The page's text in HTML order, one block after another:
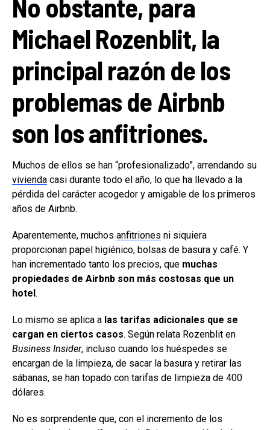
No obstante, para
Michael Rozenblit,la
principal razón de los
problemas de Airbnb
son los anfitriones.
Muchos de ellos se han “profesionalizado”, arrendando su
vivienda casi durante todo el año, lo que ha llevado a la
pérdida del carácter acogedor y amigable de los primeros
años de Airbnb.
Aparentemente, muchos anfitriones ni siquiera
proporcionan papel higiénico, bolsas de basura y café. Y
han incrementado tanto los precios, que muchas
propiedades de Airbnb son más costosas que un
hotel.
Lo mismo se aplica a las tarifas adicionales que se
cargan en ciertos casos. Según relata Rozenblit en
Business Insider, incluso cuando los huéspedes se
encargan de la limpieza, de sacar la basura y retirar las
sábanas, se han topado con tarifas de limpieza de 400
dólares.
No es sorprendente que, con el incremento de los